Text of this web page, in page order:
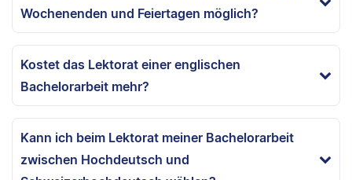
Wochenenden und Feiertagen möglich?
Kostet das Lektorat einer englischen
Bachelorarbeit mehr?
Kann ich beim Lektorat meiner Bachelorarbeit
zwischen Hochdeutsch und